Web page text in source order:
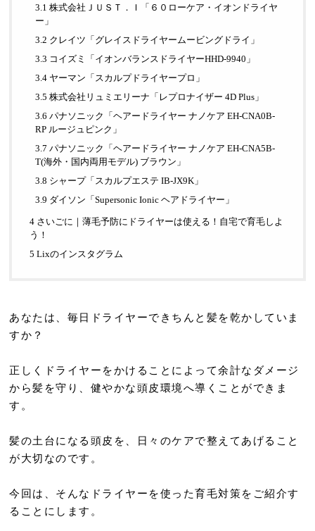
3.1 株式会社ＪＵＳＴ．Ｉ「６０ローケア・イオンドライヤ
ー」
3.2 クレイツ「グレイスドライヤームービングドライ」
3.3 コイズミ「イオンバランスドライヤーHHD-9940」
3.4 ヤーマン「スカルプドライヤープロ」
3.5 株式会社リュミエリーナ「レプロナイザー 4D Plus」
3.6 パナソニック「ヘアードライヤー ナノケア EH-CNA0B-
RP ルージュピンク」
3.7 パナソニック「ヘアードライヤー ナノケア EH-CNA5B-
T(海外・国内両用モデル) ブラウン」
3.8 シャープ「スカルプエステ IB-JX9K」
3.9 ダイソン「Supersonic Ionic ヘアドライヤー」
4 さいごに｜薄毛予防にドライヤーは使える！自宅で育毛しよ
う！
5 Lixのインスタグラム
あなたは、毎日ドライヤーできちんと髪を乾かしていま
すか？
正しくドライヤーをかけることによって余計なダメージ
から髪を守り、健やかな頭皮環境へ導くことができま
す。
髪の土台になる頭皮を、日々のケアで整えてあげること
が大切なのです。
今回は、そんなドライヤーを使った育毛対策をご紹介す
ることにします。